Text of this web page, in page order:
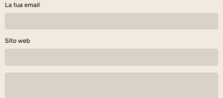
La tua email
Sito web